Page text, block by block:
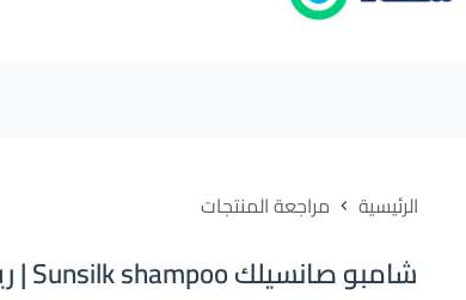
الرئيسية مراجعة المنتجات
شامبو صانسيلك Sunsilk shampoo | ريفيو كامل لكل الأنواع